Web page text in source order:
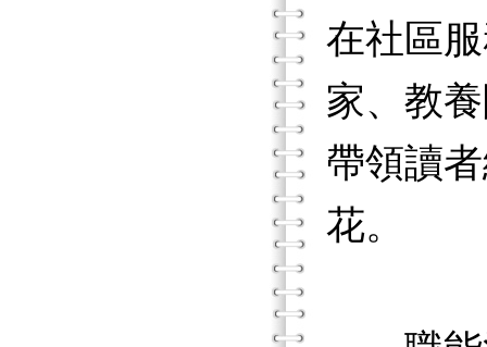
在社區
家、教
帶領讀
花。